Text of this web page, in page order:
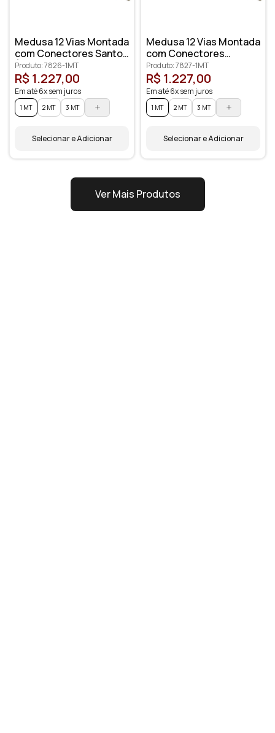
Medusa 12 Vias Montada
com Conectores Santo
Ângelo
Produto: 7826-1MT
R$ 1.227,00
Em até 6x sem juros
1 MT 2 MT 3 MT
Selecionar e Adicionar
Medusa 12 Vias Montada
com Conectores
Amphenol
Produto: 7827-1MT
R$ 1.227,00
Em até 6x sem juros
1 MT 2 MT 3 MT
Selecionar e Adicionar
Ver Mais Produtos